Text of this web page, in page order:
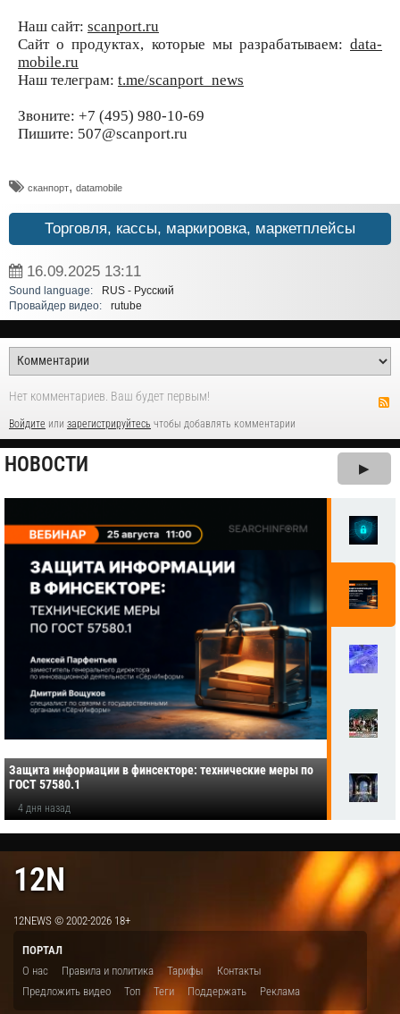
Наш сайт: scanport.ru
Сайт о продуктах, которые мы разрабатываем: data-
mobile.ru
Наш телеграм: t.me/scanport_news
Звоните: +7 (495) 980-10-69
Пишите: 507@scanport.ru
сканпорт, datamobile
Торговля, кассы, маркировка, маркетплейсы
16.09.2025 13:11
Sound language:
RUS - Русский
Провайдер видео:
rutube
Нет комментариев. Ваш будет первым!
Войдите или зарегистрируйтесь чтобы добавлять комментарии
НОВОСТИ ▶
Защита информации в финсекторе: технические меры по
ГОСТ 57580.1
4 дня назад
12N
12NEWS © 2002-2026 18+
ПОРТАЛ
О нас
Правила и политика Тарифы
Контакты
Предложить видео
Топ Теги Поддержать Реклама